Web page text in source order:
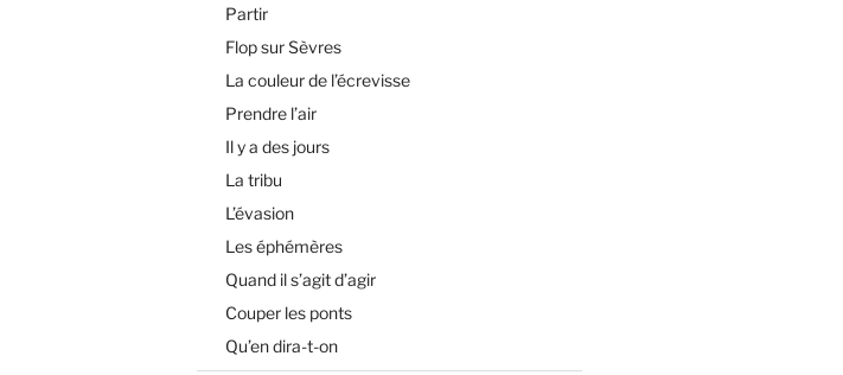
Partir
Flop sur Sèvres
La couleur de l’écrevisse
Prendre l’air
Il y a des jours
La tribu
L’évasion
Les éphémères
Quand il s’agit d’agir
Couper les ponts
Qu’en dira-t-on